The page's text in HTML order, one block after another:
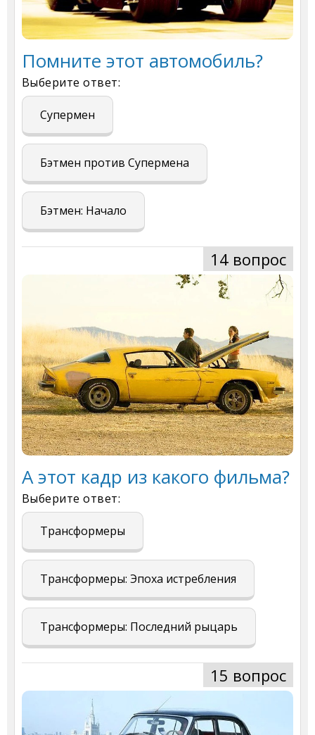
Помните этот автомобиль?
Выберите ответ:
Супермен
Бэтмен против Супермена
Бэтмен: Начало
14 вопрос
А этот кадр из какого фильма?
Выберите ответ:
Трансформеры
Трансформеры: Эпоха истребления
Трансформеры: Последний рыцарь
15 вопрос